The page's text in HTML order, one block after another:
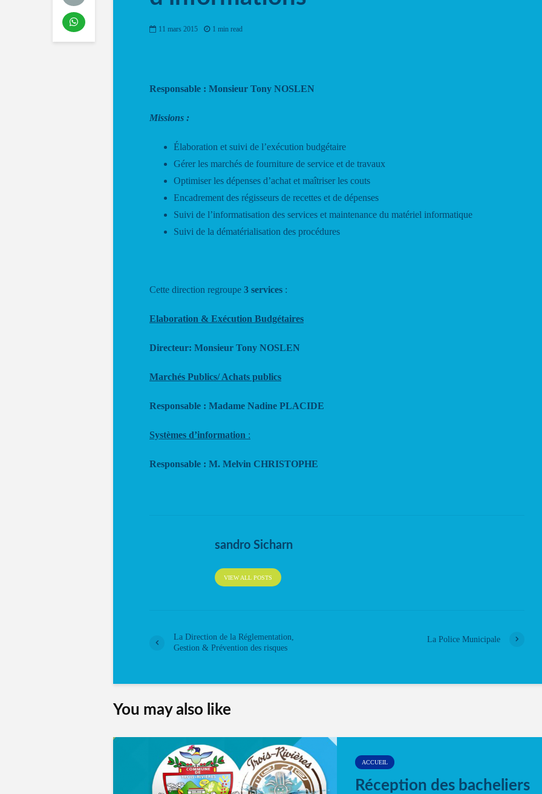
11 mars 2015 1 min read
Responsable : Monsieur Tony NOSLEN
Missions :
Élaboration et suivi de l’exécution budgétaire
Gérer les marchés de fourniture de service et de travaux
Optimiser les dépenses d’achat et maîtriser les couts
Encadrement des régisseurs de recettes et de dépenses
Suivi de l’informatisation des services et maintenance du matériel informatique
Suivi de la dématérialisation des procédures
Cette direction regroupe 3 services :
Elaboration & Exécution Budgétaires
Directeur: Monsieur Tony NOSLEN
Marchés Publics/ Achats publics
Responsable : Madame Nadine PLACIDE
Systèmes d’information :
Responsable : M. Melvin CHRISTOPHE
sandro Sicharn
VIEW ALL POSTS
La Direction de la Réglementation,
Gestion & Prévention des risques
La Police Municipale
You may also like
ACCUEIL
Réception des bacheliers